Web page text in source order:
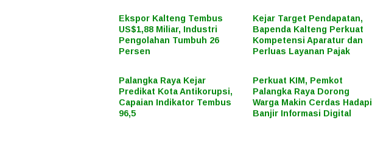
Ekspor Kalteng Tembus
US$1,88 Miliar, Industri
Pengolahan Tumbuh 26
Persen
Kejar Target Pendapatan,
Bapenda Kalteng Perkuat
Kompetensi Aparatur dan
Perluas Layanan Pajak
Palangka Raya Kejar
Predikat Kota Antikorupsi,
Capaian Indikator Tembus
96,5
Perkuat KIM, Pemkot
Palangka Raya Dorong
Warga Makin Cerdas Hadapi
Banjir Informasi Digital